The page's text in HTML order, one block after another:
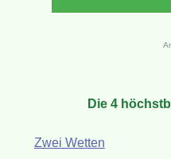
Die 4
Zwei Wetten